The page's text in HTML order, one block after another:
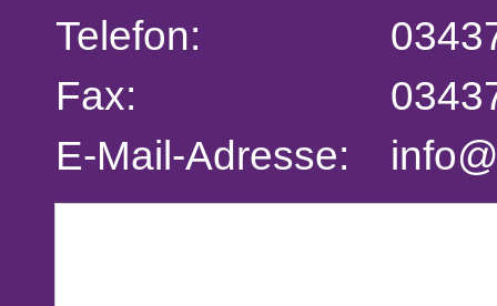
Telefon:
Fax:
E-Mail-Adresse: